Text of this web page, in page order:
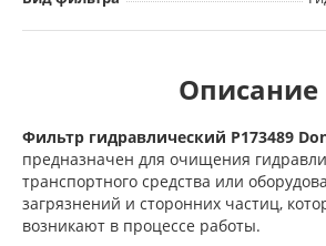
Описание
Фильтр гидравлический P173489
предназначен для очищения
транспортного средства или
загрязнений и сторонних частиц,
возникают в процессе работы.